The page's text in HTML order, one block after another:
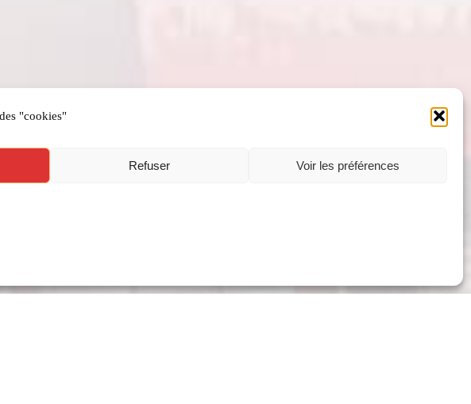
"cookies"
Refuser Voir les préférences